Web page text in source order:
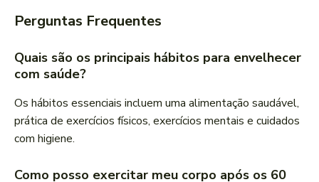
Perguntas Frequentes
Quais são os principais hábitos para envelhecer
com saúde?
Os hábitos essenciais incluem uma alimentação saudável,
prática de exercícios físicos, exercícios mentais e cuidados
com higiene.
Como posso exercitar meu corpo após os 60